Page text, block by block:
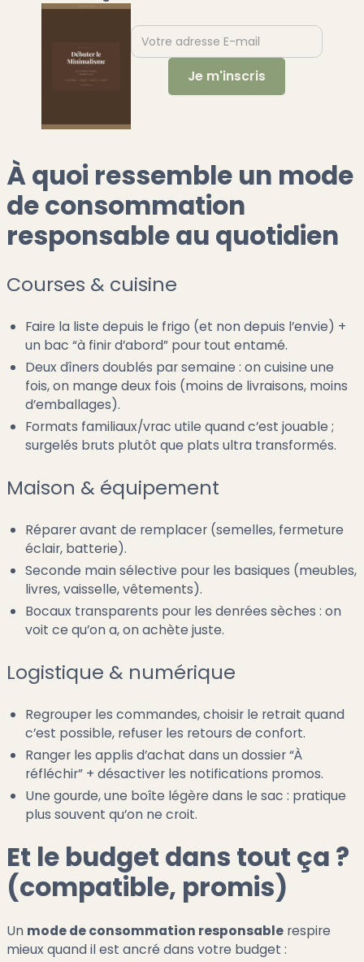
À quoi ressemble un mode
de consommation
responsable au quotidien
Courses & cuisine
Faire la liste depuis le frigo (et non depuis l’envie) +
un bac “à finir d’abord” pour tout entamé.
Deux dîners doublés par semaine : on cuisine une
fois, on mange deux fois (moins de livraisons, moins
d’emballages).
Formats familiaux/vrac utile quand c’est jouable ;
surgelés bruts plutôt que plats ultra transformés.
Maison & équipement
Réparer avant de remplacer (semelles, fermeture
éclair, batterie).
Seconde main sélective pour les basiques (meubles,
livres, vaisselle, vêtements).
Bocaux transparents pour les denrées sèches : on
voit ce qu’on a, on achète juste.
Logistique & numérique
Regrouper les commandes, choisir le retrait quand
c’est possible, refuser les retours de confort.
Ranger les applis d’achat dans un dossier “À
réfléchir” + désactiver les notifications promos.
Une gourde, une boîte légère dans le sac : pratique
plus souvent qu’on ne croit.
Et le budget dans tout ça ?
(compatible, promis)
Un mode de consommation responsablerespire
mieux quand il est ancré dans votre budget :